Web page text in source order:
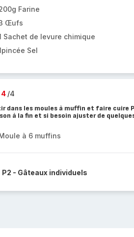
Farine
Œufs
Sachet de levure chimique
Sel
4 /4
dans les moules à muffin et faire cuire
à la fin et si besoin ajuster de
à 6 muffins
P2 - Gâteaux individuels